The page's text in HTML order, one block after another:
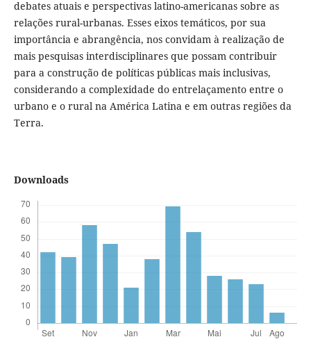
debates atuais e perspectivas latino-americanas sobre as
relações rural-urbanas. Esses eixos temáticos, por sua
importância e abrangência, nos convidam à realização de
mais pesquisas interdisciplinares que possam contribuir
para a construção de políticas públicas mais inclusivas,
considerando a complexidade do entrelaçamento entre o
urbano e o rural na América Latina e em outras regiões da
Terra.
Downloads